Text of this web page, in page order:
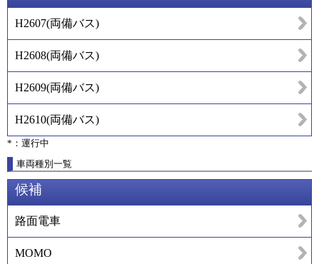
H2607(両備バス)
H2608(両備バス)
H2609(両備バス)
H2610(両備バス)
*：運行中
車両種別一覧
候補
路面電車
MOMO